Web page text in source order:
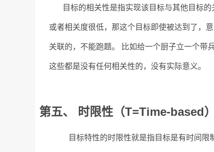
目标的相关性是指实现该目标与其他目标的
或者相关度很低，那这个目标即使被达到了，
关联的，不能跑题。 比如给一个厨子立一个带
这些都是没有任何相关性的，没有实际意义。
第五、 时限性（T=Time-based）
目标特性的时限性就是指目标是有时间限制